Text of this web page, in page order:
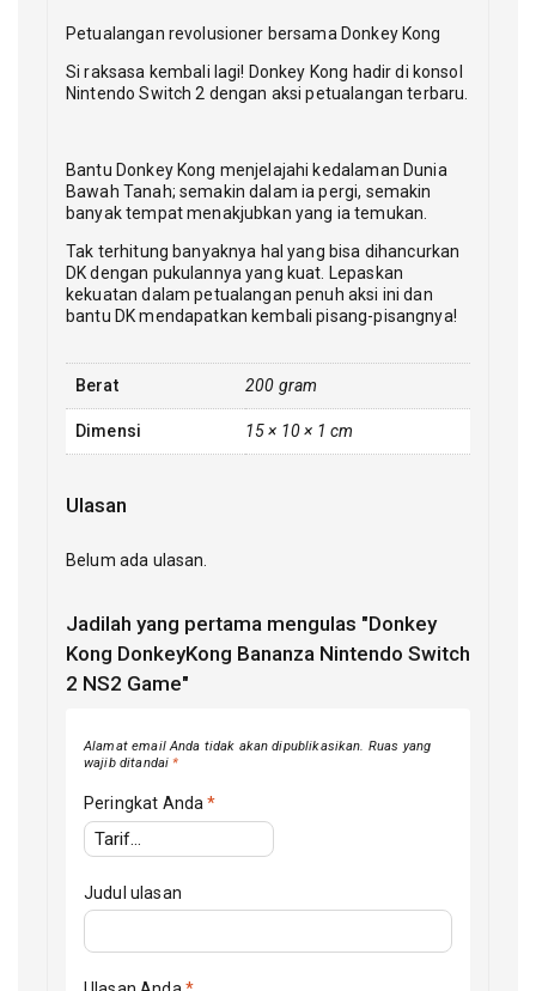
Petualangan revolusioner bersama Donkey Kong
Si raksasa kembali lagi! Donkey Kong hadir di konsol
Nintendo Switch 2 dengan aksi petualangan terbaru.
Bantu Donkey Kong menjelajahi kedalaman Dunia
Bawah Tanah; semakin dalam ia pergi, semakin
banyak tempat menakjubkan yang ia temukan.
Tak terhitung banyaknya hal yang bisa dihancurkan
DK dengan pukulannya yang kuat. Lepaskan
kekuatan dalam petualangan penuh aksi ini dan
bantu DK mendapatkan kembali pisang-pisangnya!
Berat 200 gram
Dimensi 15 × 10 × 1 cm
Ulasan
Belum ada ulasan.
Jadilah yang pertama mengulas "Donkey
Kong DonkeyKong Bananza Nintendo Switch
2 NS2 Game"
Alamat email Anda tidak akan dipublikasikan. Ruas yang
wajib ditandai*
Peringkat Anda*
Judul ulasan